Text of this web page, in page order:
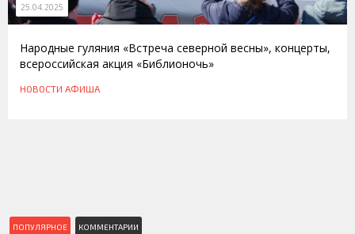
25.04.2025
Народные гуляния «Встреча северной весны», концерты,
всероссийская акция «Библионочь»
НОВОСТИ АФИША
ПОПУЛЯРНОЕ КОММЕНТАРИИ